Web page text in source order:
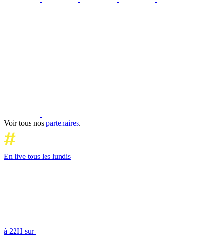
Voir tous nos partenaires.
En live tous les lundis
à 22H sur